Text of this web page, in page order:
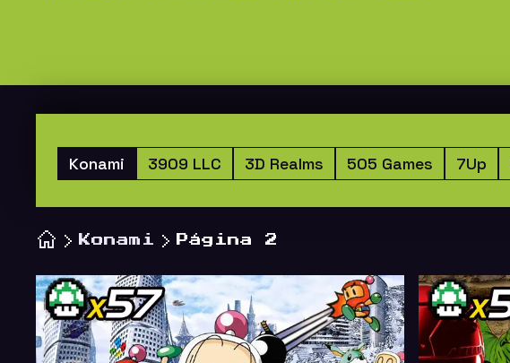
3909 LLC 3D Realms 505 Games 7Up
Konami
Konami Página 2